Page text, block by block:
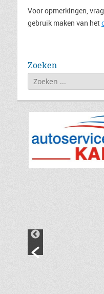
Voor opmerkingen,
gebruik maken van het
Zoeken
Zoeken
naar: